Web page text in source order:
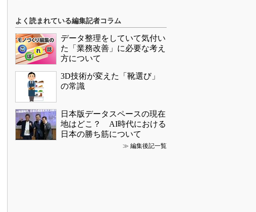
よく読まれている編集記者コラム
データ整理をしていて気付い
た「業務改善」に必要な考え
方について
3D技術が変えた「靴選び」
の常識
日本版データスペースの現在
地はどこ？ AI時代における
日本の勝ち筋について
≫ 編集後記一覧